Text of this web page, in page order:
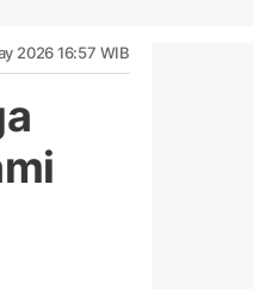
2026 16:57 WIB